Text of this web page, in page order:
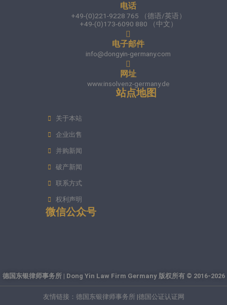
电话
+49-(0)221-9228 765 （德语/英语）
+49-(0)173-6090 880 （中文）
电子邮件
info@dongyin-germany.com
网址
www.insolvenz-germany.de
站点地图
关于本站
企业出售
并购新闻
破产新闻
联系方式
权利声明
微信公众号
德国东银律师事务所 | Dong Yin Law Firm Germany 版权所有 © 2016-2026
友情链接： 德国东银律师事务所 |德国公证认证网